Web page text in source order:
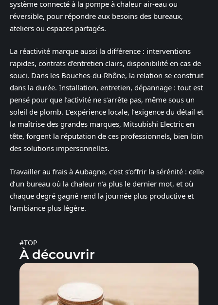
système connecté à la pompe à chaleur air-eau ou
réversible, pour répondre aux besoins des bureaux,
ateliers ou espaces partagés.
La réactivité marque aussi la différence : interventions
rapides, contrats d’entretien clairs, disponibilité en cas de
souci. Dans les Bouches-du-Rhône, la relation se construit
dans la durée. Installation, entretien, dépannage : tout est
pensé pour que l’activité ne s’arrête pas, même sous un
soleil de plomb. L’expérience locale, l’exigence du détail et
la maîtrise des grandes marques, Mitsubishi Electric en
tête, forgent la réputation de ces professionnels, bien loin
des solutions impersonnelles.
Travailler au frais à Aubagne, c’est s’offrir la sérénité : celle
d’un bureau où la chaleur n’a plus le dernier mot, et où
chaque degré gagné rend la journée plus productive et
l’ambiance plus légère.
#TOP
À découvrir